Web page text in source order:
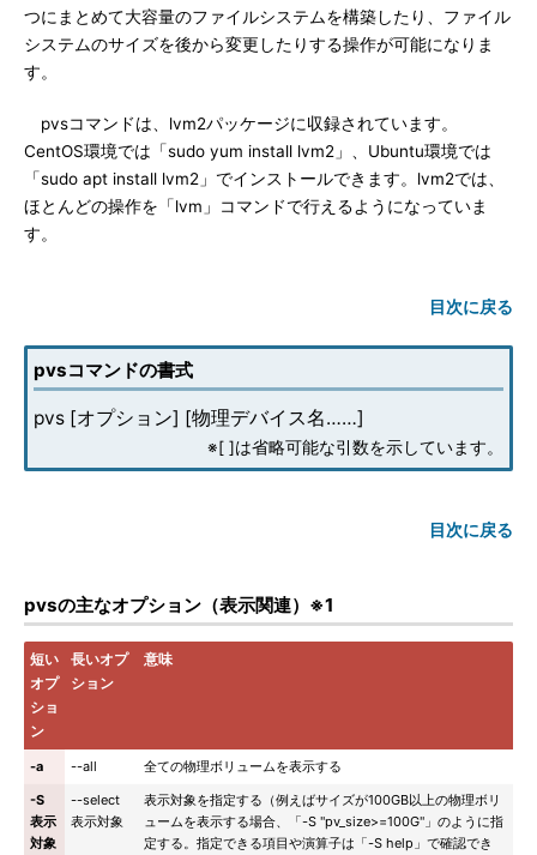
つにまとめて大容量のファイルシステムを構築したり、ファイル
システムのサイズを後から変更したりする操作が可能になりま
す。
pvsコマンドは、lvm2パッケージに収録されています。
CentOS環境では「sudo yum install lvm2」、Ubuntu環境では
「sudo apt install lvm2」でインストールできます。lvm2では、
ほとんどの操作を「lvm」コマンドで行えるようになっていま
す。
目次に戻る
pvsコマンドの書式
pvs [オプション] [物理デバイス名……]
※[ ]は省略可能な引数を示しています。
目次に戻る
pvsの主なオプション（表示関連）※1
短い
オプ
ショ
ン
長いオプ
ション
意味
-a --all
全ての物理ボリュームを表示する
-S
表示
対象
--select
表示対象
表示対象を指定する（例えばサイズが100GB以上の物理ボリ
ュームを表示する場合、「-S "pv_size>=100G"」のように指
定する。指定できる項目や演算子は「-S help」で確認でき